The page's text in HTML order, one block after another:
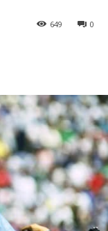
0
649